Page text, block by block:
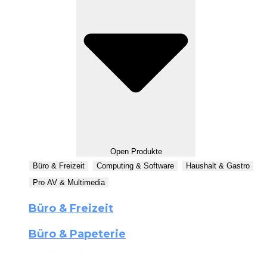
Open Produkte
Büro & Freizeit
Computing & Software
Haushalt & Gastro
Pro AV & Multimedia
Büro & Freizeit
Büro & Papeterie